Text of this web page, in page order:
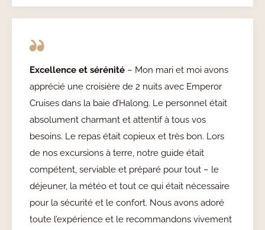
Excellence et sérénité – Mon mari et moi avons
apprécié une croisière de 2 nuits avec Emperor
Cruises dans la baie d’Halong. Le personnel était
absolument charmant et attentif à tous vos
besoins. Le repas était copieux et très bon. Lors
de nos excursions à terre, notre guide était
compétent, serviable et préparé pour tout – le
déjeuner, la météo et tout ce qui était nécessaire
pour la sécurité et le confort. Nous avons adoré
toute l’expérience et le recommandons vivement